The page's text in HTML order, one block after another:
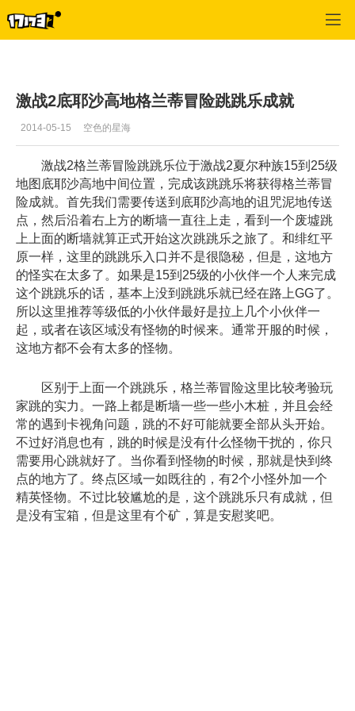
激战2底耶沙高地格兰蒂冒险跳跳乐成就
2014-05-15 空色的星海
激战2格兰蒂冒险跳跳乐位于激战2夏尔种族15到25级
地图底耶沙高地中间位置，完成该跳跳乐将获得格兰蒂冒
险成就。首先我们需要传送到底耶沙高地的诅咒泥地传送
点，然后沿着右上方的断墙一直往上走，看到一个废墟跳
上上面的断墙就算正式开始这次跳跳乐之旅了。和绯红平
原一样，这里的跳跳乐入口并不是很隐秘，但是，这地方
的怪实在太多了。如果是15到25级的小伙伴一个人来完成
这个跳跳乐的话，基本上没到跳跳乐就已经在路上GG了。
所以这里推荐等级低的小伙伴最好是拉上几个小伙伴一
起，或者在该区域没有怪物的时候来。通常开服的时候，
这地方都不会有太多的怪物。
区别于上面一个跳跳乐，格兰蒂冒险这里比较考验玩
家跳的实力。一路上都是断墙一些一些小木桩，并且会经
常的遇到卡视角问题，跳的不好可能就要全部从头开始。
不过好消息也有，跳的时候是没有什么怪物干扰的，你只
需要用心跳就好了。当你看到怪物的时候，那就是快到终
点的地方了。终点区域一如既往的，有2个小怪外加一个
精英怪物。不过比较尴尬的是，这个跳跳乐只有成就，但
是没有宝箱，但是这里有个矿，算是安慰奖吧。